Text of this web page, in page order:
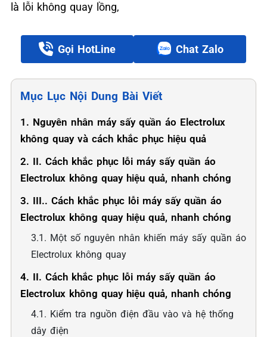
là lỗi không quay lồng,
Gọi HotLine Chat Zalo
Mục Lục Nội Dung Bài Viết
1. Nguyên nhân máy sấy quần áo Electrolux
không quay và cách khắc phục hiệu quả
2. II. Cách khắc phục lỗi máy sấy quần áo
Electrolux không quay hiệu quả, nhanh chóng
3. III.. Cách khắc phục lỗi máy sấy quần áo
Electrolux không quay hiệu quả, nhanh chóng
3.1. Một số nguyên nhân khiến máy sấy quần áo
Electrolux không quay
4. II. Cách khắc phục lỗi máy sấy quần áo
Electrolux không quay hiệu quả, nhanh chóng
4.1. Kiểm tra nguồn điện đầu vào và hệ thống
dây điện